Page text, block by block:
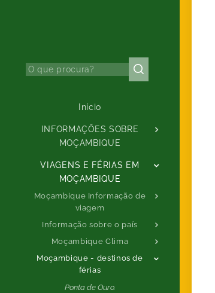
Início
INFORMAÇÕES SOBRE
MOÇAMBIQUE
VIAGENS E FÉRIAS EM
MOÇAMBIQUE
Moçambique Informação de
viagem
Informação sobre o país
Moçambique Clima
Moçambique - destinos de
férias
Ponta de Ouro.